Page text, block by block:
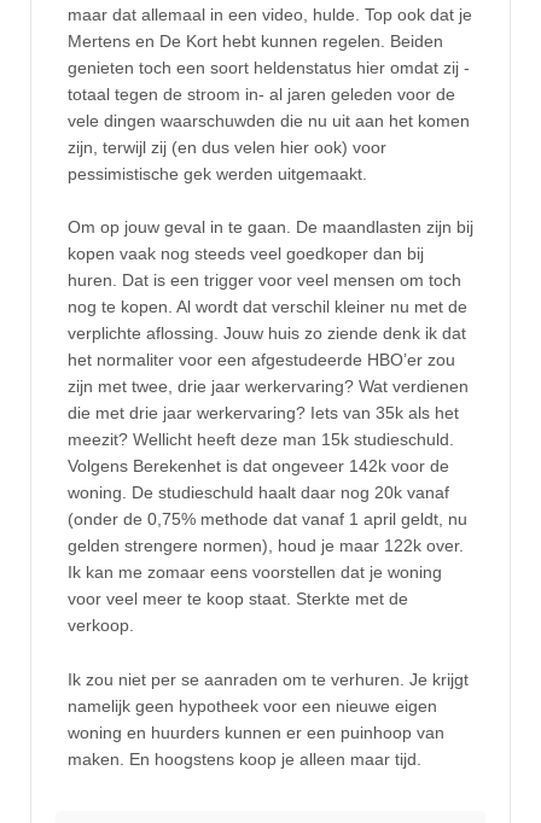
maar dat allemaal in een video, hulde. Top ook dat je
Mertens en De Kort hebt kunnen regelen. Beiden
genieten toch een soort heldenstatus hier omdat zij -
totaal tegen de stroom in- al jaren geleden voor de
vele dingen waarschuwden die nu uit aan het komen
zijn, terwijl zij (en dus velen hier ook) voor
pessimistische gek werden uitgemaakt.
Om op jouw geval in te gaan. De maandlasten zijn bij
kopen vaak nog steeds veel goedkoper dan bij
huren. Dat is een trigger voor veel mensen om toch
nog te kopen. Al wordt dat verschil kleiner nu met de
verplichte aflossing. Jouw huis zo ziende denk ik dat
het normaliter voor een afgestudeerde HBO’er zou
zijn met twee, drie jaar werkervaring? Wat verdienen
die met drie jaar werkervaring? Iets van 35k als het
meezit? Wellicht heeft deze man 15k studieschuld.
Volgens Berekenhet is dat ongeveer 142k voor de
woning. De studieschuld haalt daar nog 20k vanaf
(onder de 0,75% methode dat vanaf 1 april geldt, nu
gelden strengere normen), houd je maar 122k over.
Ik kan me zomaar eens voorstellen dat je woning
voor veel meer te koop staat. Sterkte met de
verkoop.
Ik zou niet per se aanraden om te verhuren. Je krijgt
namelijk geen hypotheek voor een nieuwe eigen
woning en huurders kunnen er een puinhoop van
maken. En hoogstens koop je alleen maar tijd.